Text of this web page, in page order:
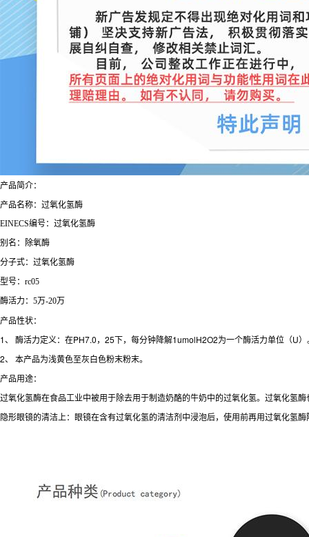
产品简介：
产品名称：过氧化氢酶
EINECS编号：过氧化氢酶
别名：除氧酶
分子式：过氧化氢酶
型号：rc05
酶活力：5万-20万
产品性状：
1、 酶活力定义：在PH7.0，25下，每分钟降解1umolH2O2为一个酶活力单位（U）
2、 本产品为浅黄色至灰白色粉末粉末。
产品用途：
过氧化氢酶在食品工业中被用于除去用于制造奶酪的牛奶中的过氧化氢。过氧化氢
隐形眼镜的清洁上：眼镜在含有过氧化氢的清洁剂中浸泡后，使用前再用过氧化氢